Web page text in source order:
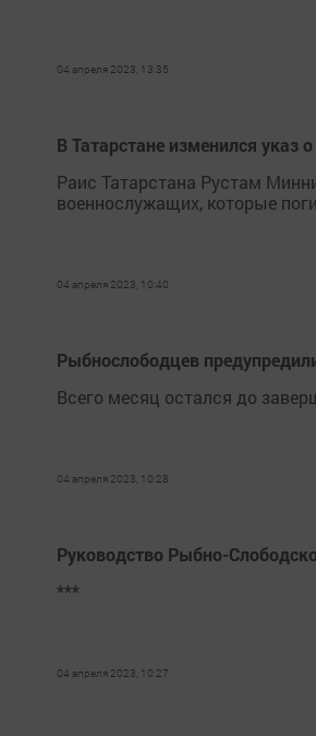
04 апреля 2023, 13:35
В Татарстане изменился указ
Раис Татарстана Рустам
военнослужащих, которые
04 апреля 2023, 10:40
Рыбнослободцев
Всего месяц остался до
04 апреля 2023, 10:28
Руководство Рыбно-
***
04 апреля 2023, 10:27